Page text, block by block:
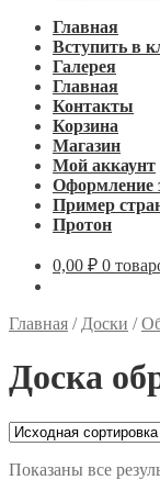
Главная
Вступить в
Галерея
Главная
Контакты
Корзина
Магазин
Мой аккаунт
Оформление
Пример
Протон
0,00 ₽ 0
Главная / Доски /
Доска
Показаны все